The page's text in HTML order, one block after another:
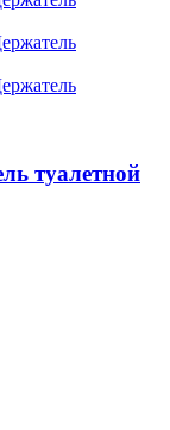
туалетной